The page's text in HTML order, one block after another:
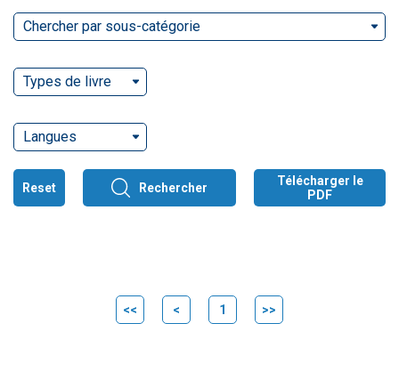
Chercher par sous-catégorie
Types de livre
Langues
Reset Rechercher
Télécharger le
PDF
<< < 1 >>